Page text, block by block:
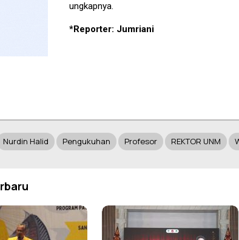
ungkapnya.
*Reporter: Jumriani
Nurdin Halid Pengukuhan Profesor REKTOR UNM